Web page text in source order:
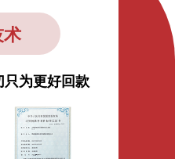
为更好回款